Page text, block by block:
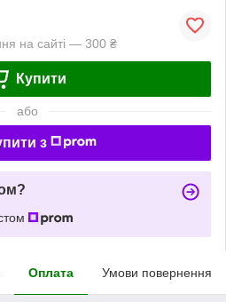
на сайті — 300 ₴
Купити
або
з
Оплата Умови повернення